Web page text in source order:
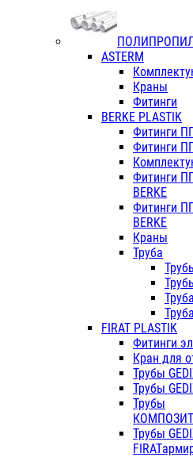
ASTERM
Краны
Фитинги
BERKE PLASTIK
Фитинги
Фитинги
Фитинги
BERKE
Фитинги
BERKE
Краны
Труба
FIRAT PLASTIK
Фитинги
Кран для
Трубы
Трубы
Трубы
Трубы